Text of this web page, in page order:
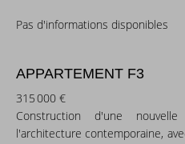
Pas d'informations disponibles
APPARTEMENT F3
315 000 €
Construction d'une
l'architecture contemporaine,